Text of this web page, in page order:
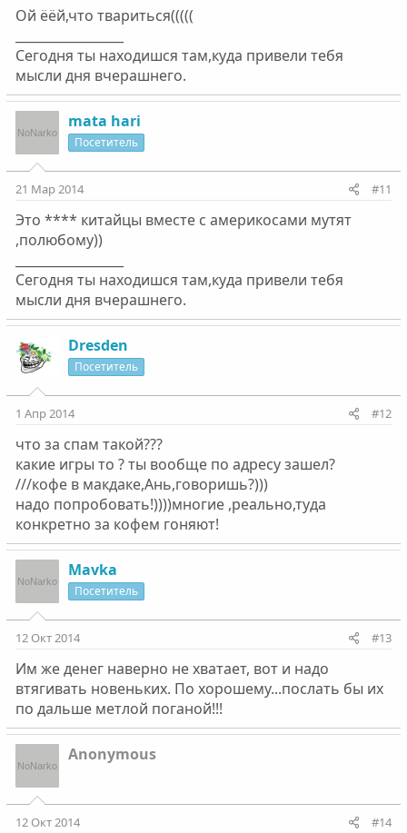
Ой ёёй,что твариться(((((
Сегодня ты находишся там,куда привели тебя
мысли дня вчерашнего.
mata hari
Посетитель
21 Мар 2014 #11
Это **** китайцы вместе с америкосами мутят
,полюбому))
Сегодня ты находишся там,куда привели тебя
мысли дня вчерашнего.
Dresden
Посетитель
1 Апр 2014 #12
что за спам такой???
какие игры то ? ты вообще по адресу зашел?
///кофе в макдаке,Ань,говоришь?)))
надо попробовать!))))многие ,реально,туда
конкретно за кофем гоняют!
Mavka
Посетитель
12 Окт 2014 #13
Им же денег наверно не хватает, вот и надо
втягивать новеньких. По хорошему...послать бы их
по дальше метлой поганой!!!
Anonymous
12 Окт 2014 #14